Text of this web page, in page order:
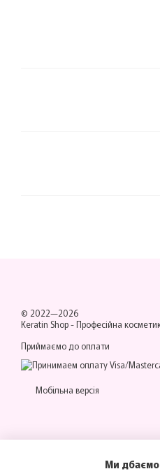
© 2022—2026
Keratin Shop -Професійна
Приймаємо до оплати
Мобільна версія
Ми дбаємо